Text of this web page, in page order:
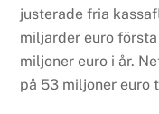
justerade fria
miljarder euro
miljoner euro i år.
på 53 miljoner euro